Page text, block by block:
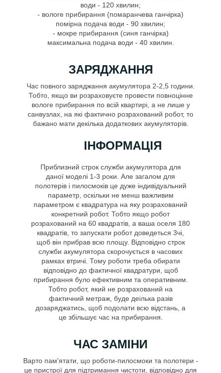
води - 120 хвилин;
- вологе прибирання (помаранчева ганчірка)
помірна подача води - 90 хвилин;
- мокре прибирання (синя ганчірка)
максимальна подача води - 40 хвилин.
ЗАРЯДЖАННЯ
Час повного заряджання акумулятора 2-2,5 години.
Тобто, якщо ви розраховуєте провести повноцінне
вологе прибирання по всій квартирі, а не лише у
санвузлах, на які фактично розрахований робот, то
бажано мати декілька додаткових акумуляторів.
ІНФОРМАЦІЯ
Приблизний строк служби акумулятора для
даної моделі 1-3 роки. Але загалом для
полотерів і пилосмоків це дуже індивідуальний
параметр, оскільки не менш важливим
параметром є квадратура на яку розрахований
конкретний робот. Тобто якщо робот
розрахований на 60 квадратів, а ваша оселя 180
квадратів, то запускати робот доведеться 3чі,
щоб він прибрав всю площу. Відповідно строк
служби акумулятора скорочується в часових
рамках втричі. Тому роботи треба обирати
відповідно до фактичної квадратури, щоб
прибирання було ефективним та оперативним.
Тобто робот, який не розрахований на
фактичний метраж, буде деілька разів
дозаряджатись, щоб подолати всю відстань, а
це збільшує час на прибирання.
ЧАС ЗАМІНИ
Варто пам'ятати, що роботи-пилосмоки та полотери -
це пристрої для підтримання чистоти, відповідно для